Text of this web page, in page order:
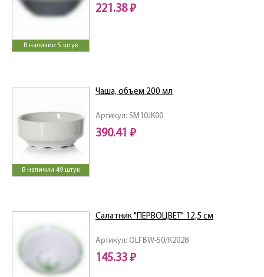
В наличии 5 штук
221.38 ₽
В наличии 49 штук
Артикул: SM10JK00
Чаша, объем 200 мл
390.41 ₽
Артикул: OLFBW-50/K2028
Салатник "ПЕРВОЦВЕТ" 12,5 см
145.33 ₽